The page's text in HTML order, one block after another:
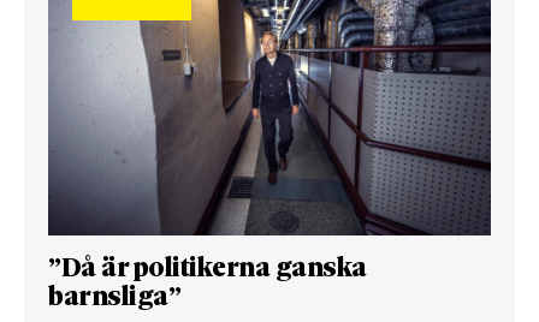
”Då är politikerna ganska
barnsliga”